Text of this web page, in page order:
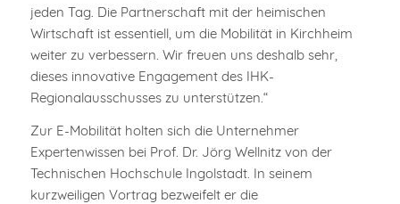
jeden Tag. Die Partnerschaft mit der heimischen
Wirtschaft ist essentiell, um die Mobilität in Kirchheim
weiter zu verbessern. Wir freuen uns deshalb sehr,
dieses innovative Engagement des IHK-
Regionalausschusses zu unterstützen.“
Zur E-Mobilität holten sich die Unternehmer
Expertenwissen bei Prof. Dr. Jörg Wellnitz von der
Technischen Hochschule Ingolstadt. In seinem
kurzweiligen Vortrag bezweifelt er die